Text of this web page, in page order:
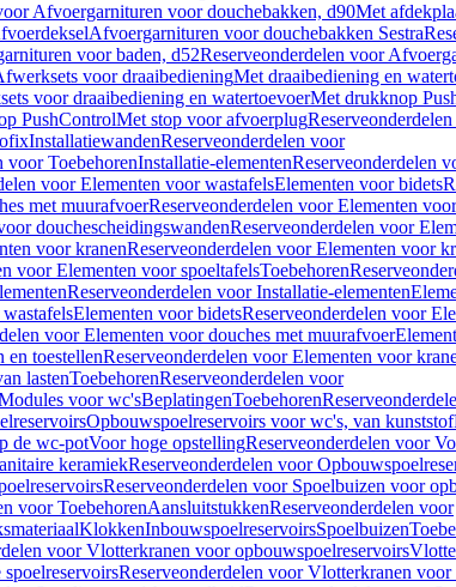
Afvoergarnituren voor douchebakken, d90Met
Afvoergarnituren voor douchebakken Sestra
voor baden, d52Reserveonderdelen voor
voor draaibedieningMet draaibediening en
voor draaibediening en watertoevoerMet drukknop
PushControlMet stop voor afvoerplug
InstallatiewandenReserveonderdelen voor
voor ToebehorenInstallatie-elementenReserveonderdelen
voor Elementen voor wastafelsElementen voor bidets
met muurafvoerReserveonderdelen voor Elementen
douchescheidingswandenReserveonderdelen voor
voor kranenReserveonderdelen voor Elementen voor
voor Elementen voor spoeltafelsToebehoren
Reserveonderdelen voor Installatie-elementen
Elementen voor bidetsReserveonderdelen voor
voor Elementen voor douches met muurafvoer
en toestellenReserveonderdelen voor Elementen voor
lastenToebehorenReserveonderdelen voor
voor wc'sBeplatingenToebehoren
Opbouwspoelreservoirs voor wc's, van kunststof
de wc-potVoor hoge opstellingReserveonderdelen voor
keramiekReserveonderdelen voor
Reserveonderdelen voor Spoelbuizen voor
voor ToebehorenAansluitstukkenReserveonderdelen voor
KlokkenInbouwspoelreservoirsSpoelbuizen
voor Vlotterkranen voor opbouwspoelreservoirs
Reserveonderdelen voor Vlotterkranen voor